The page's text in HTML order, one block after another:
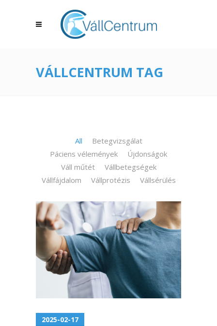
VÁLLCENTRUM TAG
All
Betegvizsgálat
Páciens vélemények
Újdonságok
Váll műtét
Vállbetegségek
Vállfájdalom
Vállprotézis Vállsérülés
2025-02-17